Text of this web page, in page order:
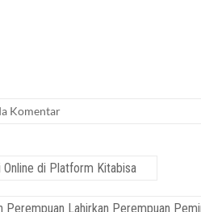
Komentar
di Platform Kitabisa
Perempuan Lahirkan Perempuan